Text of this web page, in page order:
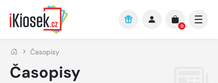
Přejít na hlavní obsah
0
Časopisy
Časopisy